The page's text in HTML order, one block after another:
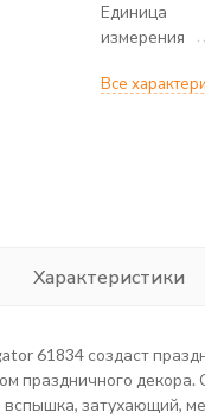
Единица
измерения
Все
Характеристики
61834 создаст
праздничного
затухающий,